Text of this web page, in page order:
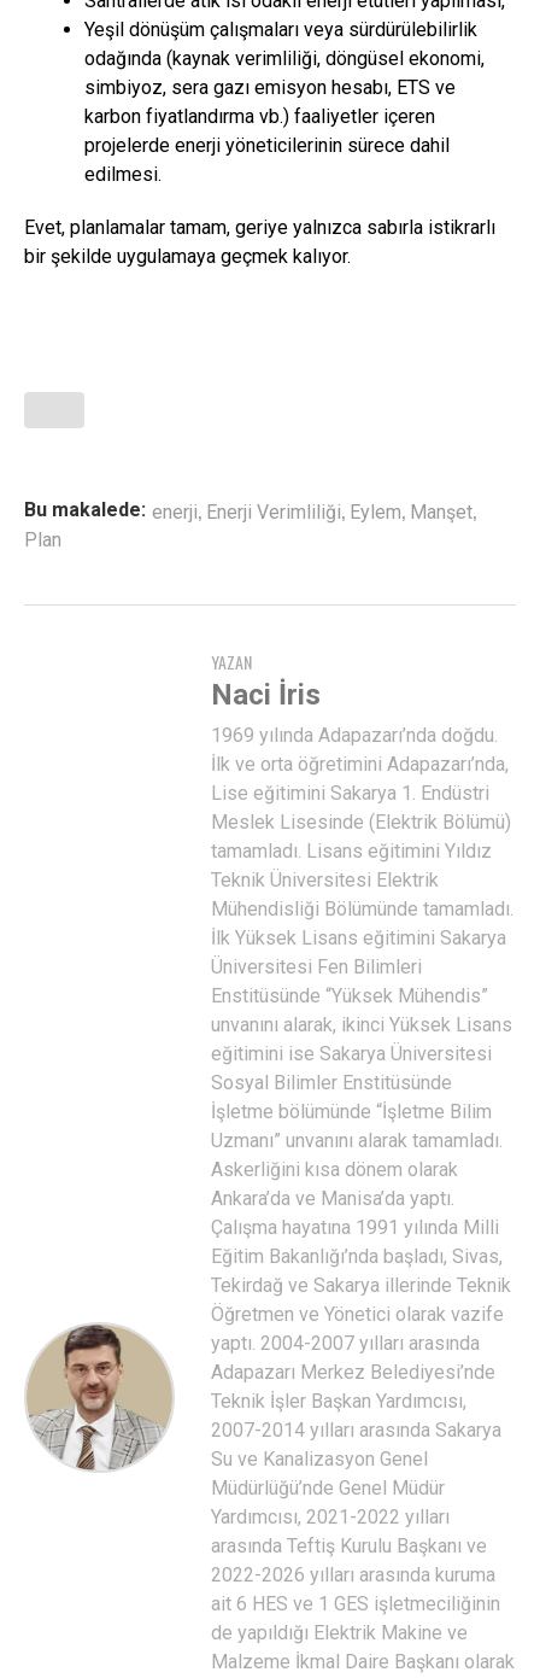
Yeşil dönüşüm çalışmaları veya sürdürülebilirlik
odağında (kaynak verimliliği, döngüsel ekonomi,
simbiyoz, sera gazı emisyon hesabı, ETS ve
karbon fiyatlandırma vb.) faaliyetler içeren
projelerde enerji yöneticilerinin sürece dahil
edilmesi.
Evet, planlamalar tamam, geriye yalnızca sabırla istikrarlı
bir şekilde uygulamaya geçmek kalıyor.
Bu makalede: enerji, Enerji Verimliliği, Eylem, Manşet,
Plan
YAZAN
Naci İris
1969 yılında Adapazarı’nda doğdu.
İlk ve orta öğretimini Adapazarı’nda,
Lise eğitimini Sakarya 1. Endüstri
Meslek Lisesinde (Elektrik Bölümü)
tamamladı. Lisans eğitimini Yıldız
Teknik Üniversitesi Elektrik
Mühendisliği Bölümünde tamamladı.
İlk Yüksek Lisans eğitimini Sakarya
Üniversitesi Fen Bilimleri
Enstitüsünde “Yüksek Mühendis”
unvanını alarak, ikinci Yüksek Lisans
eğitimini ise Sakarya Üniversitesi
Sosyal Bilimler Enstitüsünde
İşletme bölümünde “İşletme Bilim
Uzmanı” unvanını alarak tamamladı.
Askerliğini kısa dönem olarak
Ankara’da ve Manisa’da yaptı.
Çalışma hayatına 1991 yılında Milli
Eğitim Bakanlığı’nda başladı, Sivas,
Tekirdağ ve Sakarya illerinde Teknik
Öğretmen ve Yönetici olarak vazife
yaptı. 2004-2007 yılları arasında
Adapazarı Merkez Belediyesi’nde
Teknik İşler Başkan Yardımcısı,
2007-2014 yılları arasında Sakarya
Su ve Kanalizasyon Genel
Müdürlüğü’nde Genel Müdür
Yardımcısı, 2021-2022 yılları
arasında Teftiş Kurulu Başkanı ve
2022-2026 yılları arasında kuruma
ait 6 HES ve 1 GES işletmeciliğinin
de yapıldığı Elektrik Makine ve
Malzeme İkmal Daire Başkanı olarak